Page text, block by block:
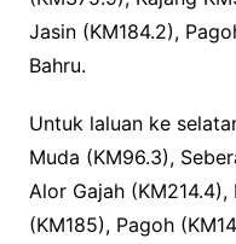
Jasin (KM184.2),
Bahru.
Untuk laluan ke
Muda (KM96.3),
Alor Gajah
(KM185), Pagoh